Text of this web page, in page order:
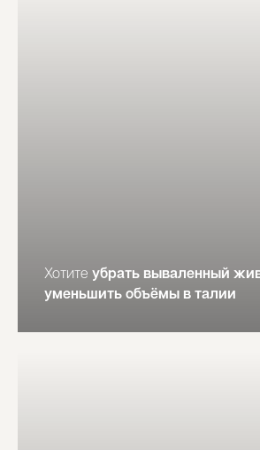
Хотите убрать вываленный
уменьшить объёмы в талии